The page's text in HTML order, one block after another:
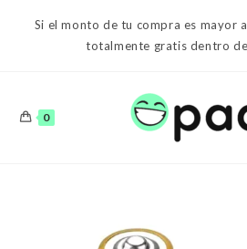
Si el monto de tu compra es mayor
totalmente gratis dentro
0